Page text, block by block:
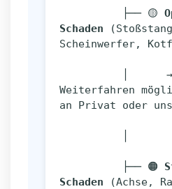
          ├── 🟡
Schaden
Scheinwerfer,
Weiterfahren
an Privat oder uns
          ├── 🟠
Schaden (Achse,